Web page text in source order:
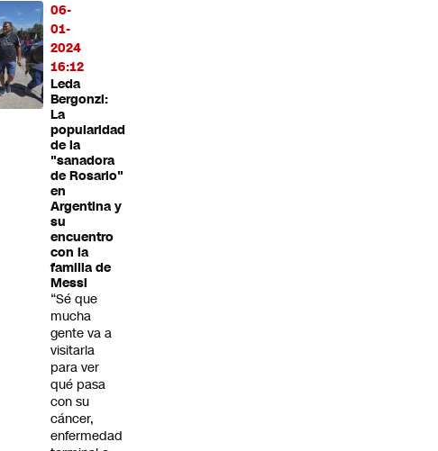
06-
01-
2024
16:12
Leda
Bergonzi:
La
popularidad
de la
"sanadora
de Rosario"
en
Argentina y
su
encuentro
con la
familia de
Messi
“Sé que
mucha
gente va a
visitarla
para ver
qué pasa
con su
cáncer,
enfermedad